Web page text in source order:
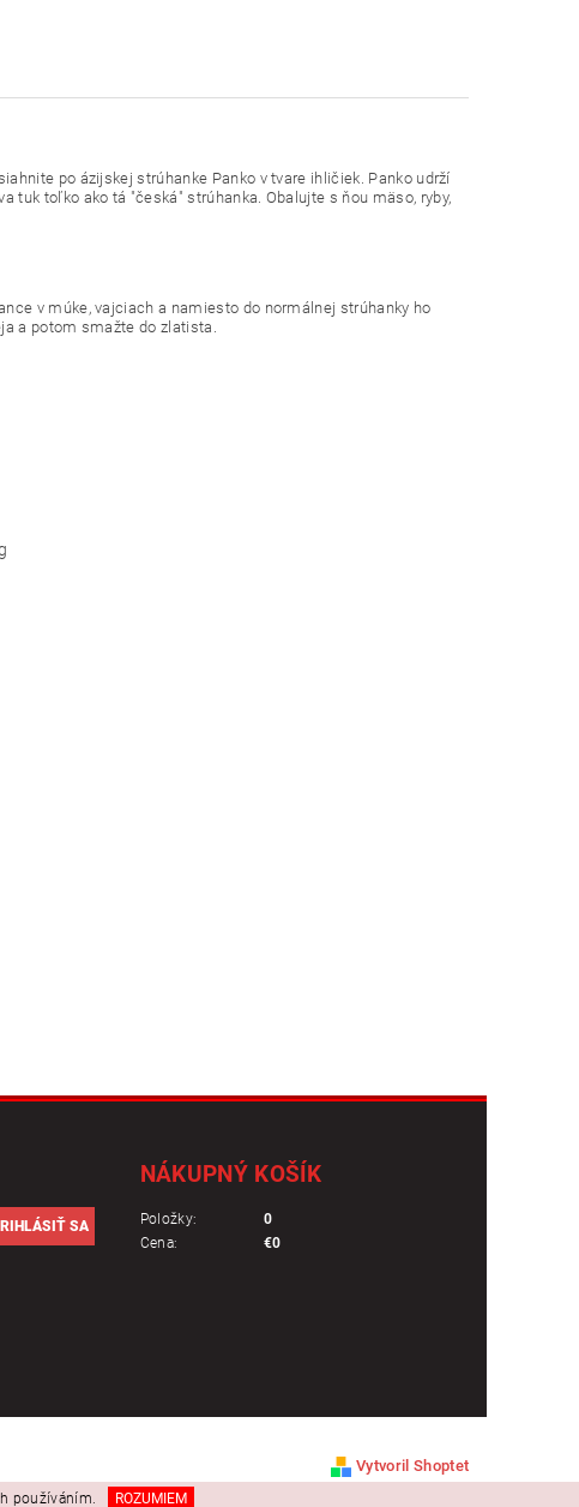
po ázijskej strúhanke Panko v tvare ihličiek. Panko udrží
tuk toľko ako tá "česká" strúhanka. Obalujte s ňou mäso, ryby,
v múke, vajciach a namiesto do normálnej strúhanky ho
a potom smažte do zlatista.
NÁKUPNÝ KOŠÍK
Položky:
Cena:
0
€0
Vytvoril Shoptet
používáním. ROZUMIEM